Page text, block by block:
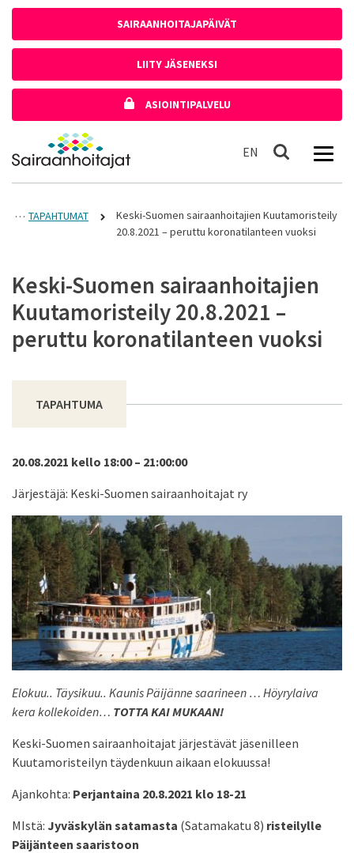
SAIRAANHOITAJAPÄIVÄT
LIITY JÄSENEKSI
ASIOINTIPALVELU
Etusivulle
EN In English
Haku
TAPAHTUMAT
Keski-Suomen sairaanhoitajien Kuutamoristeily
20.8.2021 – peruttu koronatilanteen vuoksi
Keski-Suomen sairaanhoitajien
Kuutamoristeily 20.8.2021 –
peruttu koronatilanteen vuoksi
TAPAHTUMA
20.08.2021 kello 18:00 – 21:00:00
Järjestäjä: Keski-Suomen sairaanhoitajat ry
Elokuu.. Täysikuu.. Kaunis Päijänne saarineen … Höyrylaiva
kera kollekoiden… TOTTA KAI MUKAAN!
Keski-Suomen sairaanhoitajat järjestävät jäsenilleen
Kuutamoristeilyn täydenkuun aikaan elokuussa!
Ajankohta: Perjantaina 20.8.2021 klo 18-21
MIstä: Jyväskylän satamasta (Satamakatu 8) risteilylle
Päijänteen saaristoon